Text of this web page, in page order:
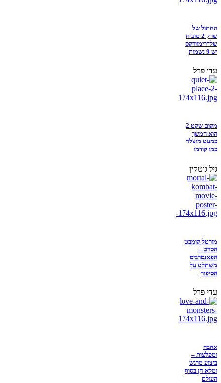
החתול של
שרק 2 מוכיח
שלדרימוורקס
יש 9 נשמות
עדי פרל
מקום שקט 2
הוא המשך
כמעט מוצלח
כמו קודמו
גיל גוטקין
מורטל קומבט
הסרט –
הפאנסרביס
משתלט על
הסיפור
עדי פרל
אהבה
ומפלצות –
ביצוע מרגש
ומלא חן בסוף
העולם